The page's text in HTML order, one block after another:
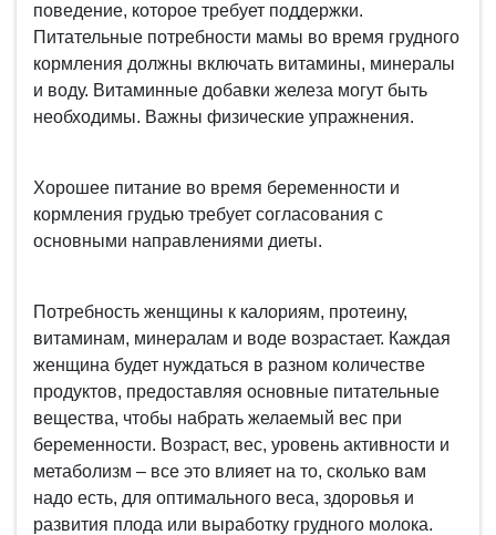
поведение, которое требует поддержки.
Питательные потребности мамы во время грудного
кормления должны включать витамины, минералы
и воду. Витаминные добавки железа могут быть
необходимы. Важны физические упражнения.
Хорошее питание во время беременности и
кормления грудью требует согласования с
основными направлениями диеты.
Потребность женщины к калориям, протеину,
витаминам, минералам и воде возрастает. Каждая
женщина будет нуждаться в разном количестве
продуктов, предоставляя основные питательные
вещества, чтобы набрать желаемый вес при
беременности. Возраст, вес, уровень активности и
метаболизм – все это влияет на то, сколько вам
надо есть, для оптимального веса, здоровья и
развития плода или выработку грудного молока.